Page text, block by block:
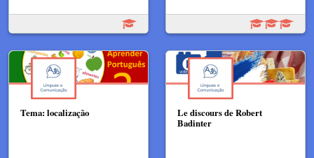
Tema: localização
Le discours de Robert
Badinter